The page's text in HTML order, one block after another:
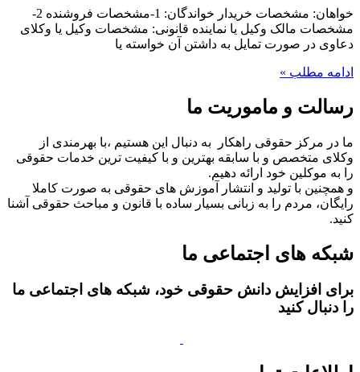
خواهان: مشخصات خریدار خواندگان: 1-مشخصات فروشنده 2-
مشخصات مالک وکیل یا نماینده قانونی: مشخصات وکیل یا وکلای
دعاوی در صورت تمایل به داشتن آن خواسته یا
ادامه مطلب »
رسالت و ماموریت ما
ما در مرکز حقوقی راهکار به دنبال این هستیم ،با بهرمندی از
وکلای متخصص و با سابقه بهترین و با کیفیت ترین خدمات حقوقی
را به موکلین خود ارائه دهیم.
و همچنین با تولید و انتشار آموزش های حقوقی به صورت کاملا
رایگان، مردم را به زبانی بسیار ساده با قانون و مباحث حقوقی آشنا
کنید.
شبکه های اجتماعی ما
برای افزایش دانش حقوقی خود، شبکه های اجتماعی ما
را دنبال کنید